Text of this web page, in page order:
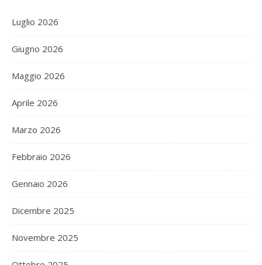
Luglio 2026
Giugno 2026
Maggio 2026
Aprile 2026
Marzo 2026
Febbraio 2026
Gennaio 2026
Dicembre 2025
Novembre 2025